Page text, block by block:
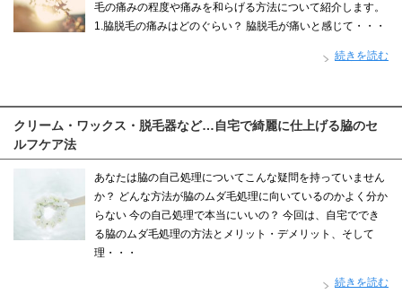
毛の痛みの程度や痛みを和らげる方法について紹介します。
1.脇脱毛の痛みはどのぐらい？ 脇脱毛が痛いと感じて・・・
続きを読む
クリーム・ワックス・脱毛器など…自宅で綺麗に仕上げる脇のセ
ルフケア法
あなたは脇の自己処理についてこんな疑問を持っていません
か？ どんな方法が脇のムダ毛処理に向いているのかよく分か
らない 今の自己処理で本当にいいの？ 今回は、自宅ででき
る脇のムダ毛処理の方法とメリット・デメリット、そして
理・・・
続きを読む